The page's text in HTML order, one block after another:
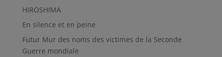
HIROSHIMA
En silence et en peine
Futur Mur des noms des victimes de la Seconde
Guerre mondiale